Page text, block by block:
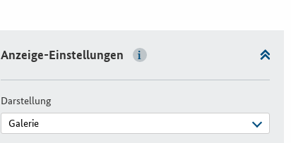
Anzeige-Einstellungen
Darstellung